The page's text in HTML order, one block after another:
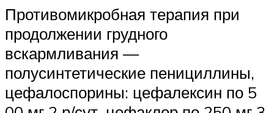
Противомикробная терапия при
продолжении грудного
вскармливания —
полусинтетические пенициллины,
цефалоспорины: цефалексин по 5